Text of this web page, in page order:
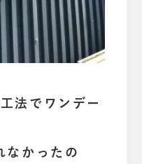
法でワンデー
なかったの